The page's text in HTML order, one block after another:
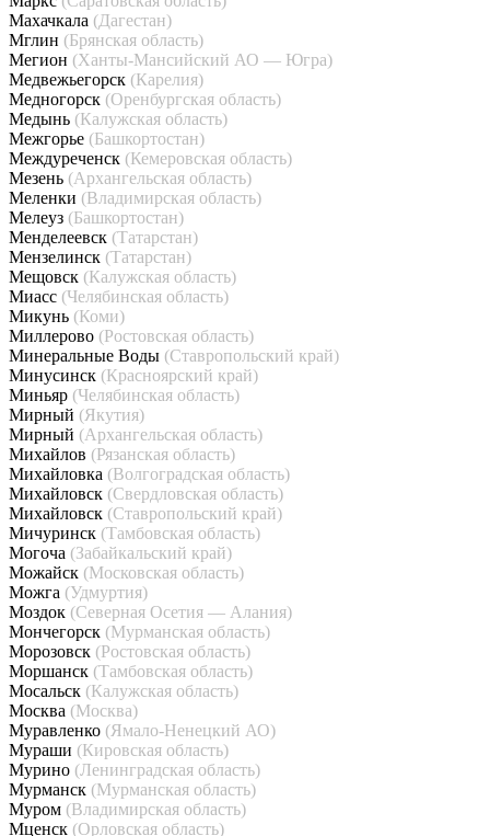
Махачкала (Дагестан)
Мглин (Брянская область)
Мегион (Ханты-Мансийский АО — Югра)
Медвежьегорск (Карелия)
Медногорск (Оренбургская область)
Медынь (Калужская область)
Межгорье (Башкортостан)
Междуреченск (Кемеровская область)
Мезень (Архангельская область)
Меленки (Владимирская область)
Мелеуз (Башкортостан)
Менделеевск (Татарстан)
Мензелинск (Татарстан)
Мещовск (Калужская область)
Миасс (Челябинская область)
Микунь (Коми)
Миллерово (Ростовская область)
Минеральные Воды (Ставропольский край)
Минусинск (Красноярский край)
Миньяр (Челябинская область)
Мирный (Якутия)
Мирный (Архангельская область)
Михайлов (Рязанская область)
Михайловка (Волгоградская область)
Михайловск (Свердловская область)
Михайловск (Ставропольский край)
Мичуринск (Тамбовская область)
Могоча (Забайкальский край)
Можайск (Московская область)
Можга (Удмуртия)
Моздок (Северная Осетия — Алания)
Мончегорск (Мурманская область)
Морозовск (Ростовская область)
Моршанск (Тамбовская область)
Мосальск (Калужская область)
Москва (Москва)
Муравленко (Ямало-Ненецкий АО)
Мураши (Кировская область)
Мурино (Ленинградская область)
Мурманск (Мурманская область)
Муром (Владимирская область)
Мценск (Орловская область)